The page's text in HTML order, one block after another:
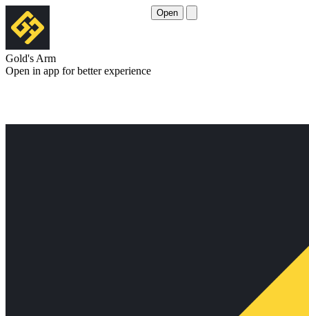
Gold's Arm
Open in app for better experience
Open